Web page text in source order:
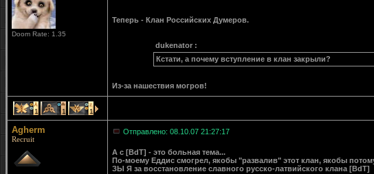
Doom Rate: 1.35
Теперь - Клан Российских Думеров.
dukenator :
Кстати, а почему вступление в клан закрыли?
Из-за нашествия могров!
1 1 1
Agherm
Recruit
Отправлено: 08.10.07 21:27:17
А с [BdT] - это больная тема...
По-моему Еддис смогрел, якобы "развалив" этот клан, якобы
ЗЫ Я за восстановление славного русско-латвийского клана [BdT]